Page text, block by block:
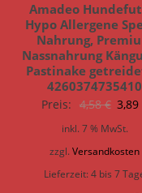
Amadeo
Hypo Allergene
Nahrung,
Nassnahrung
Pastinake
4260374735410
Preis: 4,58€
Preis
3,89
inkl. 7 % MwSt.
zzgl.Versandkosten
Lieferzeit:4 bis 7